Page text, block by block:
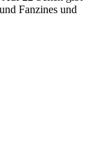
Fanzines und